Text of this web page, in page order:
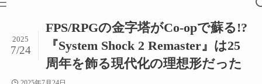
FPS/RPGの金字塔がCo-opで蘇る!?
『System Shock 2 Remaster』は25
周年を飾る現代化の理想形だった
2025
7/24